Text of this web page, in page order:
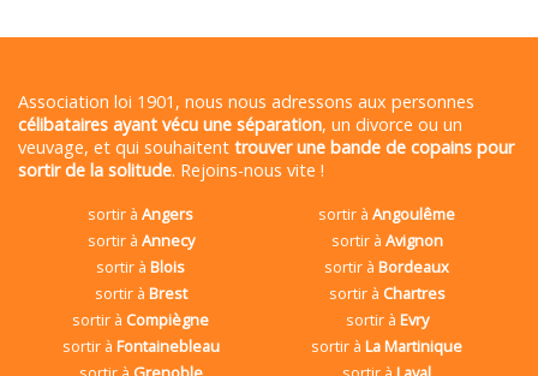
Association loi 1901, nous nous adressons aux personnes
célibataires ayant vécu une séparation, un divorce ou un
veuvage, et qui souhaitent trouver une bande de copains pour
sortir de la solitude. Rejoins-nous vite !
sortir àAngers sortir àAngoulême
sortir à Annecy sortir à Avignon
sortir àBlois sortir àBordeaux
sortir à Brest sortir à Chartres
sortir à Compiègne sortir à Evry
sortir à Fontainebleau sortir àLa Martinique